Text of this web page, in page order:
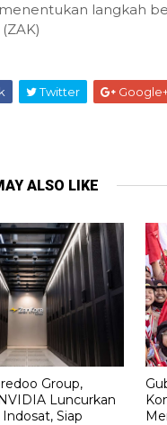
langkah
Twitter
ALSO LIKE
Group,
Luncurkan
Siap